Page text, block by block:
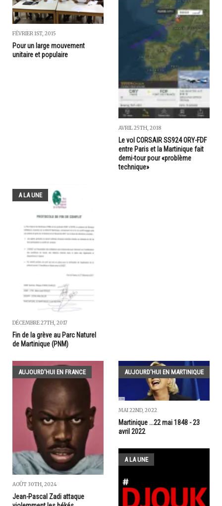
FÉVRIER 1ST, 2015
Pour un large mouvement
unitaire et populaire
AVRIL 25TH, 2018
Le vol CORSAIR SS924 ORY-FDF
entre Paris et la Martinique fait
demi-tour pour «problème
technique»
A LA UNE
DÉCEMBRE 27TH, 2017
Fin de la grève au Parc Naturel
de Martinique (PNM)
AUJOURD'HUI EN FRANCE
AOÛT 30TH, 2024
Jean-Pascal Zadi attaque
AUJOURD'HUI EN MARTINIQUE
MAI 22ND, 2022
Martinique ...22 mai 1848 - 23
avril 2022
A LA UNE